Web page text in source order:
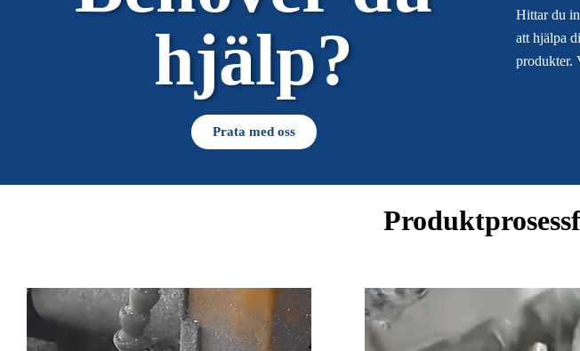
hjälp?
Prata med oss
Hittar du
att hjälpa
produkter.